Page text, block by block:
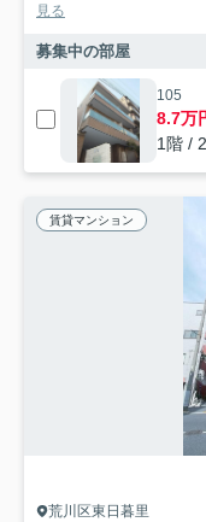
見る
募集中の部屋
105
8.7万
1階 /
賃貸マンション
荒川区東日暮里